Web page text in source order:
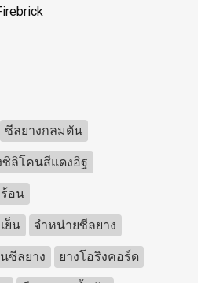
ซีลยางกลมตัน
ซิลิโคนสีแดงอิฐ
อน
ย็น จำหน่ายซีลยาง
ซีลยาง ยางโอริงคอร์ด